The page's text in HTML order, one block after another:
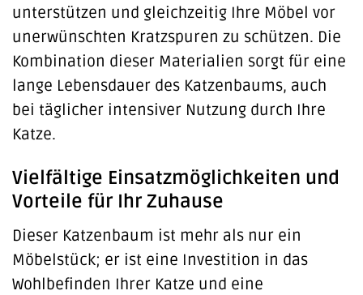
unterstützen und gleichzeitig Ihre Möbel vor
unerwünschten Kratzspuren zu schützen. Die
Kombination dieser Materialien sorgt für eine
lange Lebensdauer des Katzenbaums, auch
bei täglicher intensiver Nutzung durch Ihre
Katze.
Vielfältige Einsatzmöglichkeiten und
Vorteile für Ihr Zuhause
Dieser Katzenbaum ist mehr als nur ein
Möbelstück; er ist eine Investition in das
Wohlbefinden Ihrer Katze und eine